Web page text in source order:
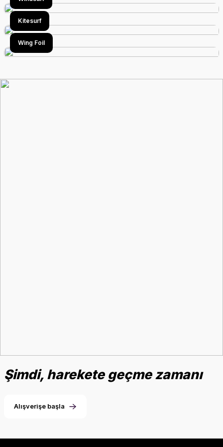
BUTTON
Kitesurf
Wing Foil
Şimdi, harekete geçme zamanı
Alışverişe başla